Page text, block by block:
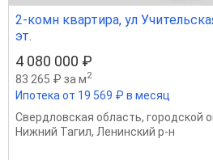
2-комн квартира, ул
эт.
4 080 000 ₽
83 265 ₽ за м2
Ипотека от 19 569 ₽ в месяц
Свердловская область, городской
Нижний Тагил, Ленинский р-н